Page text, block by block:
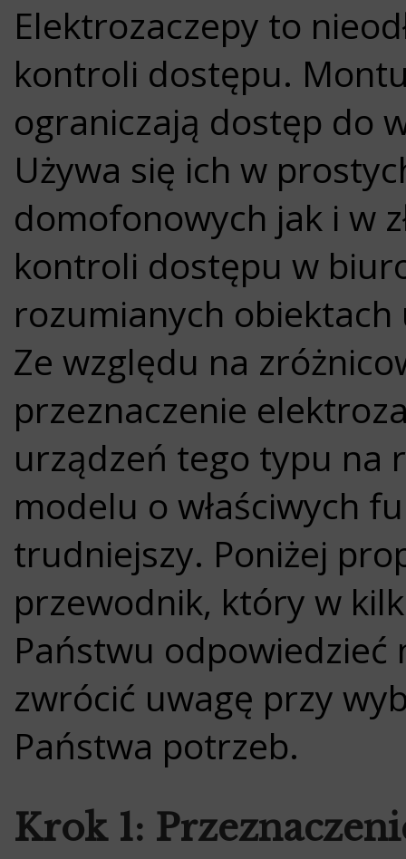
Elektrozaczepy to
kontroli dostępu.
ograniczają dostęp do
Używa się ich w
domofonowych jak i w
kontroli dostępu w
rozumianych
Ze względu na
przeznaczenie
urządzeń tego typu na
modelu o właściwych
trudniejszy. Poniżej
przewodnik, który w
Państwu odpowiedzieć
zwrócić uwagę przy
Państwa potrzeb.
Krok 1: